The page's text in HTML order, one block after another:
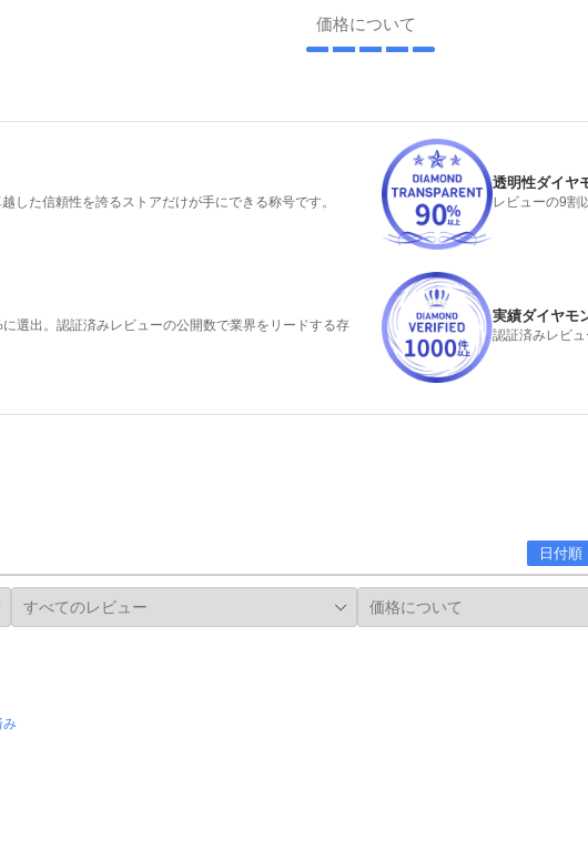
価格について
した信頼性を誇るストアだけが手にできる称号です。
透明性ダイヤ
レビューの9割
選出。認証済みレビューの公開数で業界をリードする存
実績ダイヤモ
認証済みレビ
日付順
み